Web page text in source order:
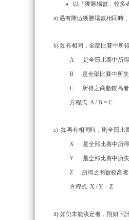
以「獲勝場數」較多
a) 遇有隊伍獲勝場數相同時
b) 如有相同，全部比賽中所
A 是全部比賽
B 是全部比賽
C 所得之商數較高者
方程式: A / B = C
c) 如再有相同時，則全部比
X 是全部比賽
Y 是全部比賽
Z 所得之商數較高者
方程式: X / Y = Z
d) 如仍未能決定者，則如下